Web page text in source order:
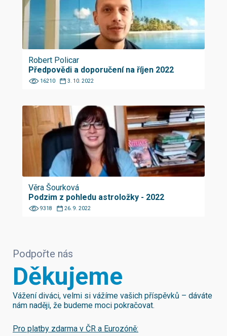
Robert Policar
Předpovědi a doporučení na říjen 2022
16210 3. 10. 2022
Věra Šourková
Podzim z pohledu astroložky - 2022
9318 26. 9. 2022
Podpořte nás
Děkujeme
Vážení diváci, velmi si vážíme vašich příspěvků – dáváte
nám naději, že budeme moci pokračovat.
Pro platby zdarma v ČR a Eurozóně: